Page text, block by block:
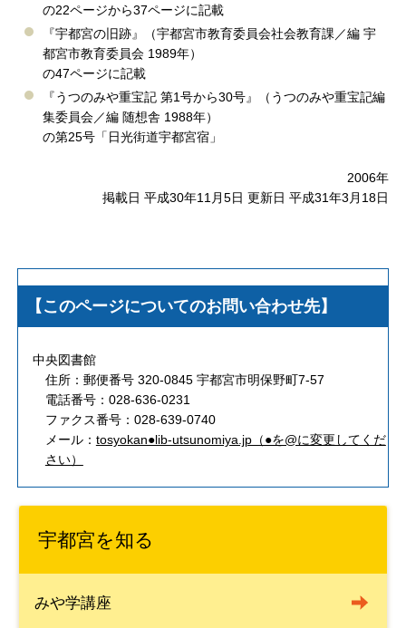
の22ページから37ページに記載
『宇都宮の旧跡』（宇都宮市教育委員会社会教育課／編 宇
都宮市教育委員会 1989年）
の47ページに記載
『うつのみや重宝記 第1号から30号』（うつのみや重宝記編
集委員会／編 随想舎 1988年）
の第25号「日光街道宇都宮宿」
2006年
掲載日 平成30年11月5日 更新日 平成31年3月18日
【このページについてのお問い合わせ先】
中央図書館
住所：郵便番号 320-0845 宇都宮市明保野町7-57
電話番号：028-636-0231
ファクス番号：028-639-0740
メール： tosyokan●lib-utsunomiya.jp（●を@に変更してくだ
さい）
宇都宮を知る
みや学講座